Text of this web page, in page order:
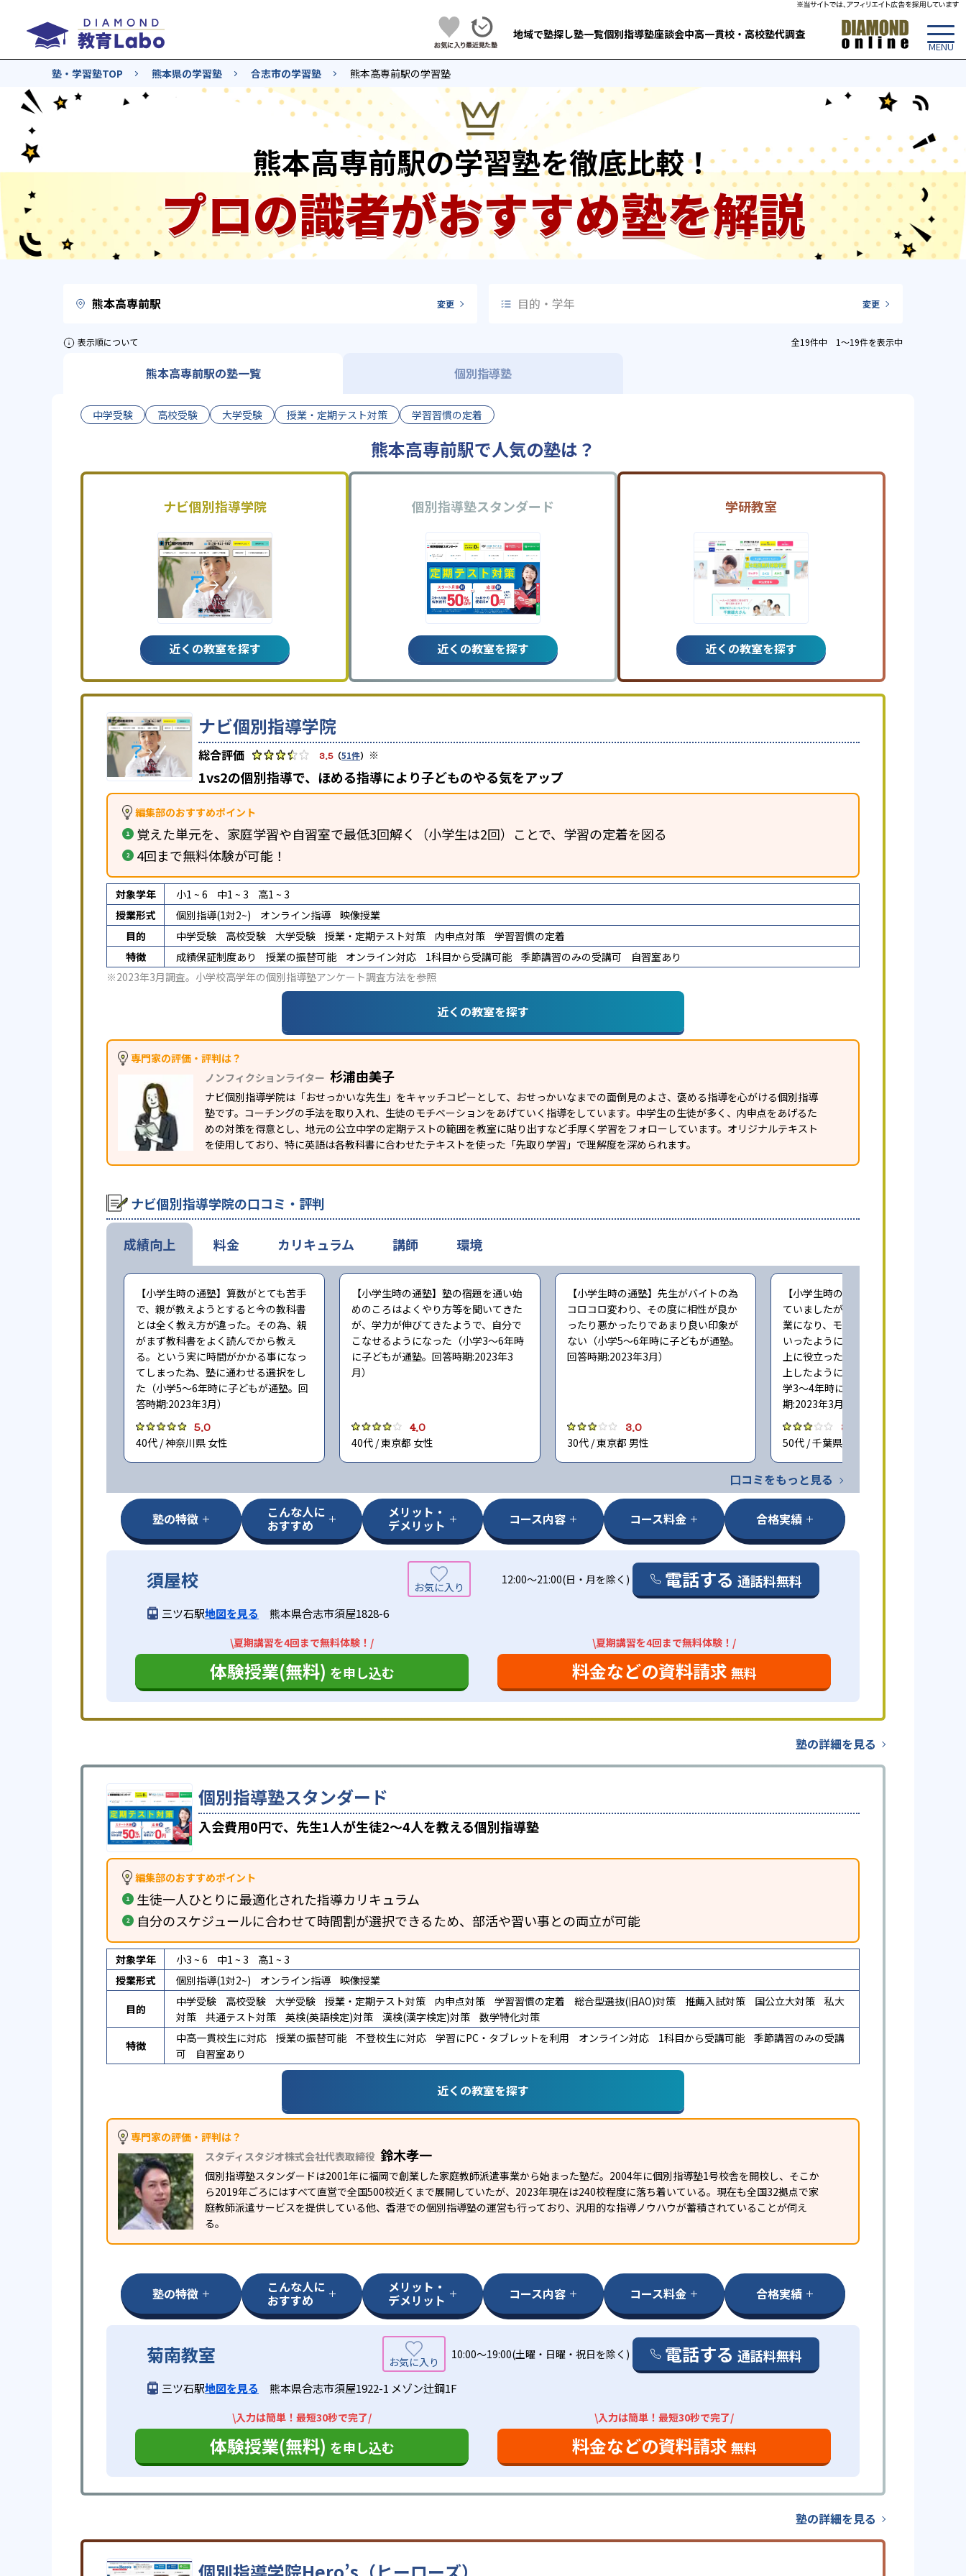
地域で塾探し塾一覧個別指導塾座談会中高一貫校・高校塾代調査
塾・学習塾TOP 熊本県の学習塾 合志市の学習塾 熊本高専前駅の学習塾
熊本高専前駅の学習塾を徹底比較！
プロの識者がおすすめ塾を解説
熊本高専前駅 変更 目的・学年 変更
表示順について 全19件中 1〜19件を表示中
熊本高専前駅の塾一覧 個別指導塾
中学受験 高校受験 大学受験 授業・定期テスト対策 学習習慣の定着
熊本高専前駅で人気の塾は？
ナビ個別指導学院
近くの教室を探す
個別指導塾スタンダード
近くの教室を探す
学研教室
近くの教室を探す
ナビ個別指導学院
3.5（51件） ※
1vs2の個別指導で、ほめる指導により子どものやる気をアップ
編集部のおすすめポイント
覚えた単元を、家庭学習や自習室で最低3回解く（小学生は2回）ことで、学習の定着を図る
4回まで無料体験が可能！
対象学年 小1 ~ 6 中1 ~ 3
高1 ~ 3
授業形式
個別指導(1対2~) オンライン指導
映像授業
目的
中学受験 高校受験 大学受験 授業・定期テスト対策 内申点対策
学習習慣の定着
特徴
成績保証制度あり 授業の振替可能 オンライン対応 1科目から受講可能 季節講習のみの受講可
自習室あり
※2023年3月調査。 小学校高学年の個別指導塾アンケート調査方法を参照
近くの教室を探す
専門家の評価・評判は？
ノンフィクションライター 杉浦由美子
ナビ個別指導学院は「おせっかいな先生」をキャッチコピーとして、おせっかいなまでの面倒見のよさ、褒める指導を心がける個別指導
塾です。コーチングの手法を取り入れ、生徒のモチベーションをあげていく指導をしています。中学生の生徒が多く、内申点をあげるた
めの対策を得意とし、地元の公立中学の定期テストの範囲を教室に貼り出すなど手厚く学習をフォローしています。オリジナルテキスト
を使用しており、特に英語は各教科書に合わせたテキストを使った「先取り学習」で理解度を深められます。
ナビ個別指導学院の口コミ・評判
成績向上
【小学生時の通塾】算数がとても苦手
で、親が教えようとすると今の教科書
とは全く教え方が違った。その為、親
がまず教科書をよく読んでから教え
る。という実に時間がかかる事になっ
てしまった為、塾に通わせる選択をし
た（小学5〜6年時に子どもが通塾。回
答時期:2023年3月）
5.0
40代 / 神奈川県 女性
【小学生時の通塾】塾の宿題を通い始
めのころはよくやり方等を聞いてきた
が、学力が伸びてきたようで、自分で
こなせるようになった（小学3〜6年時
に子どもが通塾。回答時期:2023年3
月）
4.0
40代 / 東京都 女性
【小学生時の通塾】先生がバイトの為
コロコロ変わり、その度に相性が良か
ったり悪かったりであまり良い印象が
ない（小学5〜6年時に子どもが通塾。
回答時期:2023年3月）
3.0
30代 / 東京都 男性
【小学生時の通塾】最初は楽しく通っ
ていましたが、コロナ禍でリモート授
業になり、モチベーションが下がって
いったように思います。多少の成績向
上に役立ったと思いますが目立って向
上したようには思っておりません（小
学3〜4年時に子どもが通塾。回答時
期:2023年3月）
3.0
50代 / 千葉県 女性
口コミをもっと見る
料金 カリキュラム 講師 環境
塾の特徴 こんな人に
おすすめ
メリット・
デメリット コース内容 コース料金 合格実績
須屋校 12:00～21:00(日・月を除く) 電話する 通話料無料
三ツ石駅地図を見る 熊本県合志市須屋1828-6
\夏期講習を4回まで無料体験！/
体験授業(無料) を申し込む
\夏期講習を4回まで無料体験！/
料金などの資料請求 無料
塾の詳細を見る
個別指導塾スタンダード
入会費用0円で、先生1人が生徒2〜4人を教える個別指導塾
編集部のおすすめポイント
生徒一人ひとりに最適化された指導カリキュラム
自分のスケジュールに合わせて時間割が選択できるため、部活や習い事との両立が可能
対象学年 小3 ~ 6 中1 ~ 3
高1 ~ 3
授業形式
個別指導(1対2~) オンライン指導
映像授業
目的
中学受験 高校受験 大学受験 授業・定期テスト対策 内申点対策 学習習慣の定着 総合型選抜(旧AO)対策 推薦入試対策 国公立大対策
私大
対策
共通テスト対策 英検(英語検定)対策 漢検(漢字検定)対策
数学特化対策
特徴
中高一貫校生に対応 授業の振替可能 不登校生に対応 学習にPC・タブレットを利用 オンライン対応 1科目から受講可能
季節講習のみの受講
可
自習室あり
近くの教室を探す
専門家の評価・評判は？
スタディスタジオ株式会社代表取締役 鈴木孝一
個別指導塾スタンダードは2001年に福岡で創業した家庭教師派遣事業から始まった塾だ。2004年に個別指導塾1号校舎を開校し、そこか
ら2019年ごろにはすべて直営で全国500校近くまで展開していたが、2023年現在は240校程度に落ち着いている。現在も全国32拠点で家
庭教師派遣サービスを提供している他、香港での個別指導塾の運営も行っており、汎用的な指導ノウハウが蓄積されていることが伺え
る。
塾の特徴 こんな人に
おすすめ
メリット・
デメリット コース内容 コース料金 合格実績
菊南教室 10:00～19:00(土曜・日曜・祝日を除く) 電話する 通話料無料
三ツ石駅地図を見る 熊本県合志市須屋1922-1 メゾン辻鋼1F
\入力は簡単！最短30秒で完了/
体験授業(無料) を申し込む
\入力は簡単！最短30秒で完了/
料金などの資料請求 無料
塾の詳細を見る